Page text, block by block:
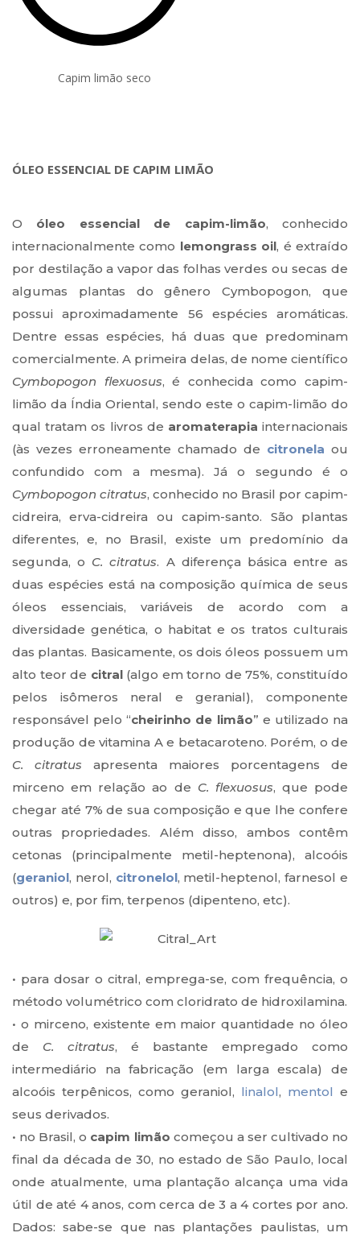
Capim limão seco
ÓLEO ESSENCIAL DE CAPIM LIMÃO
O óleo essencial de capim-limão, conhecido
internacionalmente como lemongrass oil, é extraído
por destilação a vapor das folhas verdes ou secas de
algumas plantas do gênero Cymbopogon, que
possui aproximadamente 56 espécies aromáticas.
Dentre essas espécies, há duas que predominam
comercialmente. A primeira delas, de nome científico
Cymbopogon flexuosus, é conhecida como capim-
limão da Índia Oriental, sendo este o capim-limão do
qual tratam os livros de aromaterapia internacionais
(às vezes erroneamente chamado de citronela ou
confundido com a mesma). Já o segundo é o
Cymbopogon citratus, conhecido no Brasil por capim-
cidreira, erva-cidreira ou capim-santo. São plantas
diferentes, e, no Brasil, existe um predomínio da
segunda, o C. citratus. A diferença básica entre as
duas espécies está na composição química de seus
óleos essenciais, variáveis de acordo com a
diversidade genética, o habitat e os tratos culturais
das plantas. Basicamente, os dois óleos possuem um
alto teor de citral(algo em torno de 75%, constituído
pelos isômeros neral e geranial), componente
responsável pelo “cheirinho de limão” e utilizado na
produção de vitamina A e betacaroteno. Porém, o de
C. citratus apresenta maiores porcentagens de
mirceno em relação ao de C. flexuosus, que pode
chegar até 7% de sua composição e que lhe confere
outras propriedades. Além disso, ambos contêm
cetonas (principalmente metil-heptenona), alcoóis
(geraniol, nerol, citronelol, metil-heptenol, farnesol e
outros) e, por fim, terpenos (dipenteno, etc).
• para dosar o citral, emprega-se, com frequência, o
método volumétrico com cloridrato de hidroxilamina.
• o mirceno, existente em maior quantidade no óleo
de C. citratus, é bastante empregado como
intermediário na fabricação (em larga escala) de
alcoóis terpênicos, como geraniol, linalol, mentol e
seus derivados.
• no Brasil, o capim limão começou a ser cultivado no
final da década de 30, no estado de São Paulo, local
onde atualmente, uma plantação alcança uma vida
útil de até 4 anos, com cerca de 3 a 4 cortes por ano.
Dados: sabe-se que nas plantações paulistas, um